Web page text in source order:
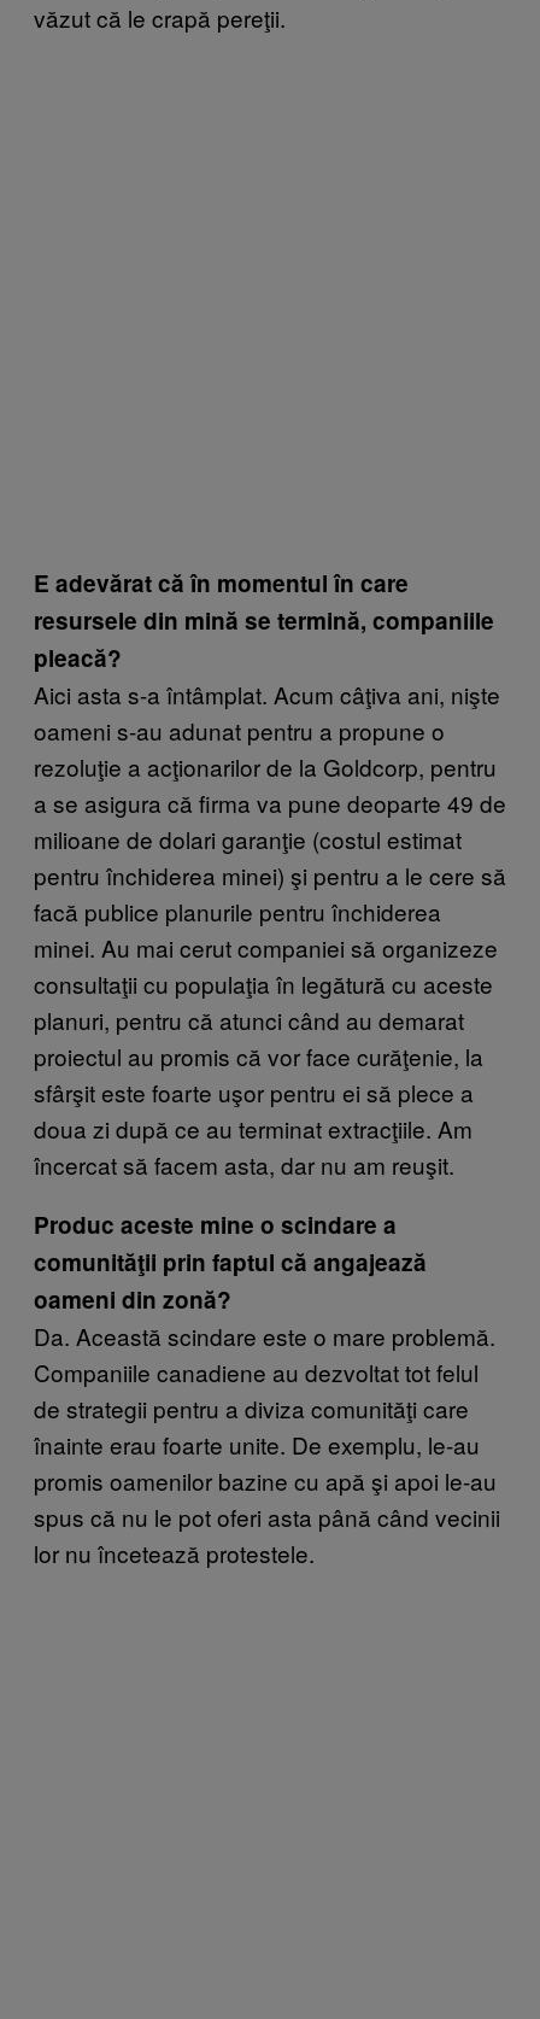
văzut că le crapă pereţii.
E adevărat că în momentul în care
resursele din mină se termină, companiile
pleacă?
Aici asta s-a întâmplat. Acum câţiva ani, nişte
oameni s-au adunat pentru a propune o
rezoluţie a acţionarilor de la Goldcorp, pentru
a se asigura că firma va pune deoparte 49 de
milioane de dolari garanţie (costul estimat
pentru închiderea minei) şi pentru a le cere să
facă publice planurile pentru închiderea
minei. Au mai cerut companiei să organizeze
consultaţii cu populaţia în legătură cu aceste
planuri, pentru că atunci când au demarat
proiectul au promis că vor face curăţenie, la
sfârşit este foarte uşor pentru ei să plece a
doua zi după ce au terminat extracţiile. Am
încercat să facem asta, dar nu am reuşit.
Produc aceste mine o scindare a
comunităţii prin faptul că angajează
oameni din zonă?
Da. Această scindare este o mare problemă.
Companiile canadiene au dezvoltat tot felul
de strategii pentru a diviza comunităţi care
înainte erau foarte unite. De exemplu, le-au
promis oamenilor bazine cu apă şi apoi le-au
spus că nu le pot oferi asta până când vecinii
lor nu încetează protestele.